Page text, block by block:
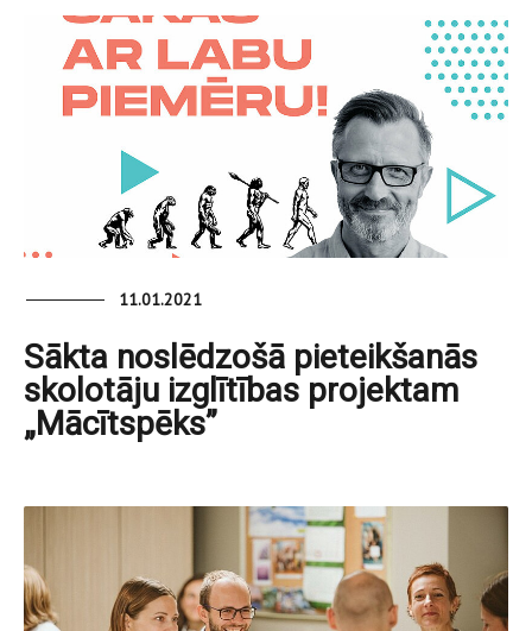
11.01.2021
Sākta noslēdzošā pieteikšanās
skolotāju izglītības projektam
„Mācītspēks”